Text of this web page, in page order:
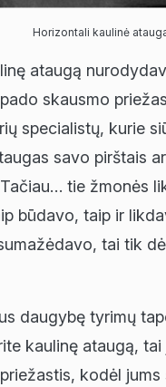
Horizontali kaulinė
ataugą
skausmo
specialistų, kurie
savo pirštais
tie žmonės
būdavo, taip ir
tai tik
daugybę tyrimų
kaulinę ataugą, tai
kodėl jums